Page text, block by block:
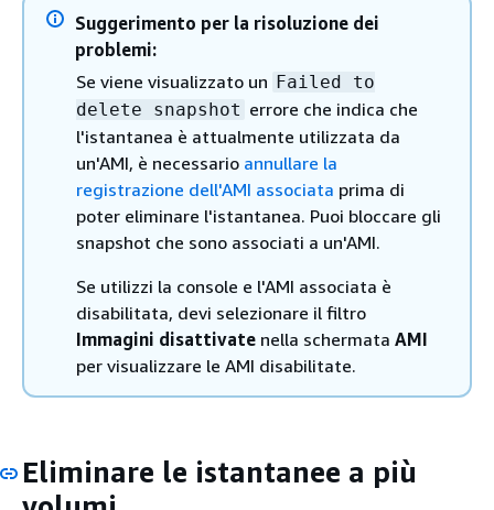
Suggerimento per la risoluzione dei
problemi:
Se viene visualizzato un Failed to
delete snapshot errore che indica che
l'istantanea è attualmente utilizzata da
un'AMI, è necessario annullare la
registrazione dell'AMI associata prima di
poter eliminare l'istantanea. Puoi bloccare gli
snapshot che sono associati a un'AMI.
Se utilizzi la console e l'AMI associata è
disabilitata, devi selezionare il filtro
Immagini disattivate nella schermata AMI
per visualizzare le AMI disabilitate.
Eliminare le istantanee a più